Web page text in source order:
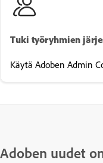
Tuki työryhmien
Käytä Adoben Admin
Adoben uudet